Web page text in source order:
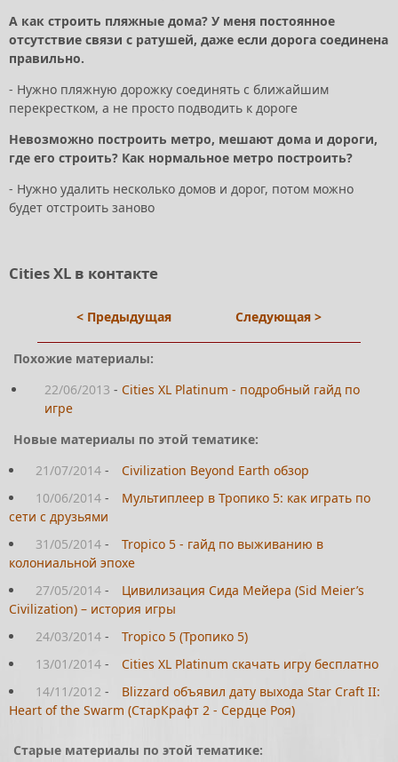
А как строить пляжные дома? У меня постоянное
отсутствие связи с ратушей, даже если дорога соединена
правильно.
- Нужно пляжную дорожку соединять с ближайшим
перекрестком, а не просто подводить к дороге
Невозможно построить метро, мешают дома и дороги,
где его строить? Как нормальное метро построить?
- Нужно удалить несколько домов и дорог, потом можно
будет отстроить заново
Cities XL в контакте
< Предыдущая Следующая >
Похожие материалы:
22/06/2013 - Cities XL Platinum - подробный гайд по
игре
Новые материалы по этой тематике:
21/07/2014 -
Civilization Beyond Earth обзор
10/06/2014 -
Мультиплеер в Тропико 5: как играть по
сети с друзьями
31/05/2014 -
Tropico 5 - гайд по выживанию в
колониальной эпохе
27/05/2014 -
Цивилизация Сида Мейера (Sid Meier’s
Civilization) – история игры
24/03/2014 -
Tropico 5 (Тропико 5)
13/01/2014 -
Cities XL Platinum скачать игру бесплатно
14/11/2012 -
Blizzard объявил дату выхода Star Craft II:
Heart of the Swarm (СтарКрафт 2 - Сердце Роя)
Старые материалы по этой тематике: